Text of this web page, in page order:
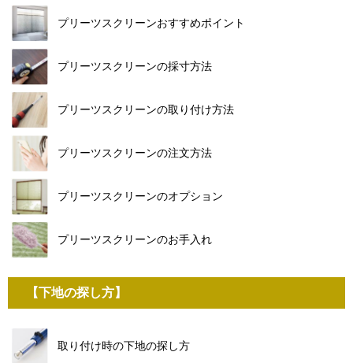
プリーツスクリーンおすすめポイント
プリーツスクリーンの採寸方法
プリーツスクリーンの取り付け方法
プリーツスクリーンの注文方法
プリーツスクリーンのオプション
プリーツスクリーンのお手入れ
【下地の探し方】
取り付け時の下地の探し方